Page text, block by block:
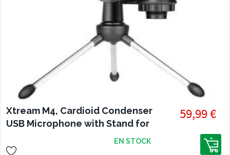
Xtream M4, Cardioid Condenser
USB Microphone with Stand for
Recording, Streaming and
Meetings
59,99 €
EN STOCK